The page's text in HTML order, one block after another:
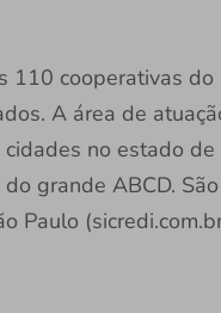
110 cooperativas do
A área de
no estado de
grande ABCD.
Paulo